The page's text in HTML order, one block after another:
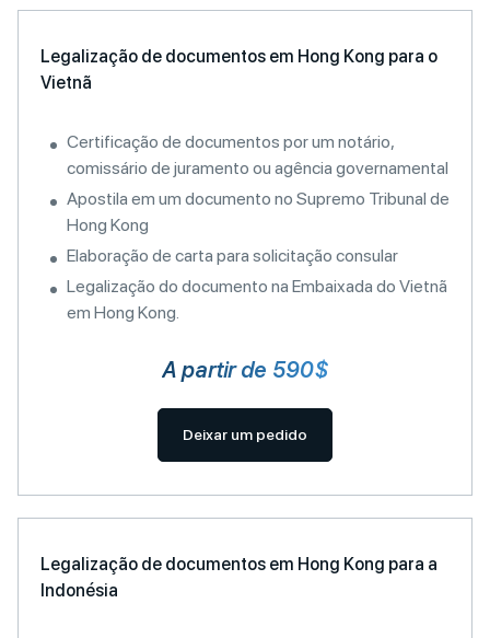
Legalização de documentos em Hong Kong para o
Vietnã
Certificação de documentos por um notário,
comissário de juramento ou agência governamental
Apostila em um documento no Supremo Tribunal de
Hong Kong
Elaboração de carta para solicitação consular
Legalização do documento na Embaixada do Vietnã
em Hong Kong.
A partir de 590$
Deixar um pedido
Legalização de documentos em Hong Kong para a
Indonésia